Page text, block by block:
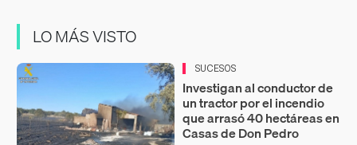
LO MÁS VISTO
SUCESOS
Investigan al conductor de
un tractor por el incendio
que arrasó 40 hectáreas en
Casas de Don Pedro